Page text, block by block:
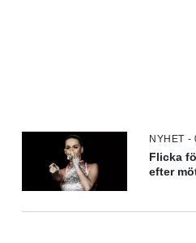
NYHET -
Flicka
efter